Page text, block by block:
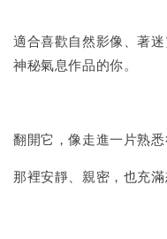
適合喜歡自然影像、著
神秘氣息作品的你。
翻開它，像走進一片熟
那裡安靜、親密，也充滿